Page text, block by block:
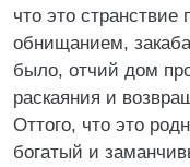
что это
обнищанием,
было, отчий дом
раскаяния и
Оттого, что это
богатый и